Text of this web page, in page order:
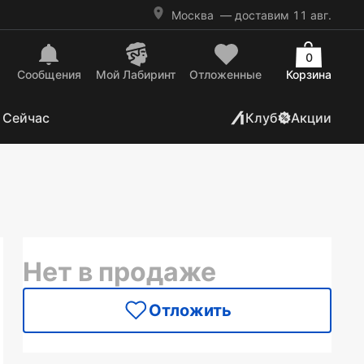
Москва — доставим 11 авг.
Сообщения Mой Лабиринт Отложенные Корзина
0
Клуб Акции
Нет в продаже
Отложить